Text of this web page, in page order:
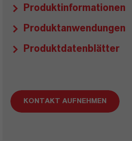
Produktinformationen
Produktanwendungen
Produktdatenblätter
KONTAKT AUFNEHMEN